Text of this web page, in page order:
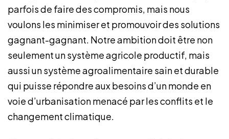
parfois de faire des compromis, mais nous
voulons les minimiser et promouvoir des solutions
gagnant-gagnant. Notre ambition doit être non
seulement un système agricole productif, mais
aussi un système agroalimentaire sain et durable
qui puisse répondre aux besoins d’un monde en
voie d’urbanisation menacé par les conflits et le
changement climatique.